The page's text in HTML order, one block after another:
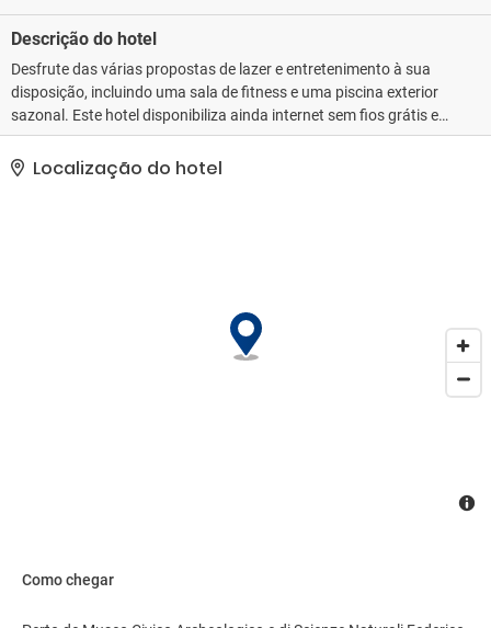
Descrição do hotel
Desfrute das várias propostas de lazer e entretenimento à sua
disposição, incluindo uma sala de fitness e uma piscina exterior
sazonal. Este hotel disponibiliza ainda internet sem fios grátis e
serviços de concierge.
Localização do hotel
Como chegar